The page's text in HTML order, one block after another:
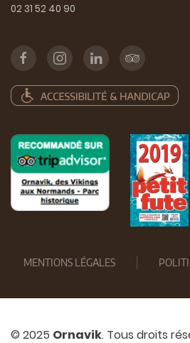
02 31 52 40 90
MENTIONS LÉGALES
© 2025 Ornavik. Tous droits